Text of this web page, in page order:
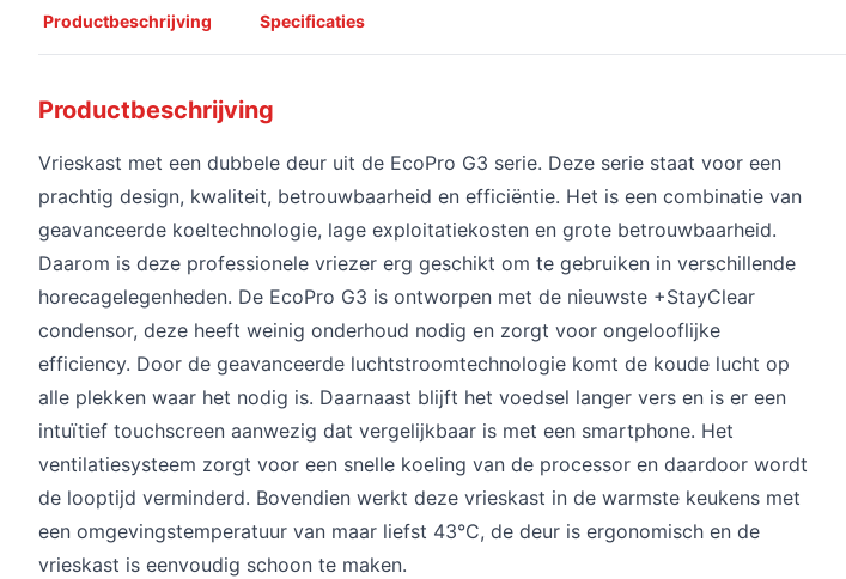
Productbeschrijving Specificaties
Productbeschrijving
Vrieskast met een dubbele deur uit de EcoPro G3 serie. Deze serie staat voor een
prachtig design, kwaliteit, betrouwbaarheid en efficiëntie. Het is een combinatie van
geavanceerde koeltechnologie, lage exploitatiekosten en grote betrouwbaarheid.
Daarom is deze professionele vriezer erg geschikt om te gebruiken in verschillende
horecagelegenheden. De EcoPro G3 is ontworpen met de nieuwste +StayClear
condensor, deze heeft weinig onderhoud nodig en zorgt voor ongelooflijke
efficiency. Door de geavanceerde luchtstroomtechnologie komt de koude lucht op
alle plekken waar het nodig is. Daarnaast blijft het voedsel langer vers en is er een
intuïtief touchscreen aanwezig dat vergelijkbaar is met een smartphone. Het
ventilatiesysteem zorgt voor een snelle koeling van de processor en daardoor wordt
de looptijd verminderd. Bovendien werkt deze vrieskast in de warmste keukens met
een omgevingstemperatuur van maar liefst 43°C, de deur is ergonomisch en de
vrieskast is eenvoudig schoon te maken.